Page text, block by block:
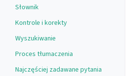
Słownik
Kontrole i korekty
Wyszukiwanie
Proces tłumaczenia
Najczęściej zadawane pytania